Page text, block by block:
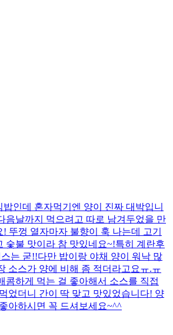
인데 혼자먹기엔 양이 진짜 대박입니
음날까지 먹으려고 따로 남겨두었을 만
뚜껑 열자마자 불향이 훅 나는데 고기
숯불 맛이라 참 맛있네요~!특히 계란후
는 굳!! ​다만 밥이랑 야채 양이 워낙 많
소스가 양에 비해 좀 적더라고요ㅠ.ㅠ
콤하게 먹는 걸 좋아해서 소스를 직접
었더니 간이 딱 맞고 맛있었습니다! 양
아하시면 꼭 드셔보세요~^^